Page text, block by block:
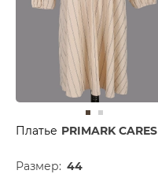
Платье PRIMARK CARES
Размер: 44